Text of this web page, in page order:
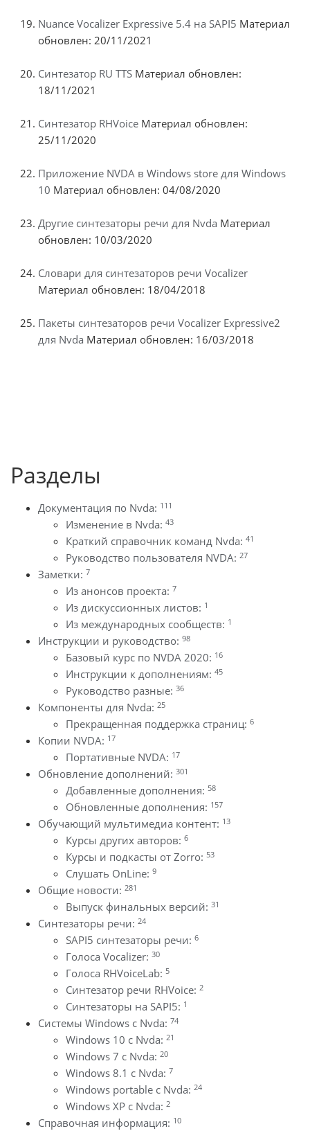
Nuance Vocalizer Expressive 5.4 на SAPI5 Материал
обновлен: 20/11/2021
Синтезатор RU TTS Материал обновлен:
18/11/2021
Синтезатор RHVoice Материал обновлен:
25/11/2020
Приложение NVDA в Windows store для Windows
10 Материал обновлен: 04/08/2020
Другие синтезаторы речи для Nvda Материал
обновлен: 10/03/2020
Словари для синтезаторов речи Vocalizer
Материал обновлен: 18/04/2018
Пакеты синтезаторов речи Vocalizer Expressive2
для Nvda Материал обновлен: 16/03/2018
Разделы
Документация по Nvda: 111
Изменение в Nvda: 43
Краткий справочник команд Nvda: 41
Руководство пользователя NVDA: 27
Заметки: 7
Из анонсов проекта: 7
Из дискуссионных листов: 1
Из международных сообществ: 1
Инструкции и руководство: 98
Базовый курс по NVDA 2020: 16
Инструкции к дополнениям: 45
Руководство разные: 36
Компоненты для Nvda: 25
Прекращенная поддержка страниц: 6
Копии NVDA: 17
Портативные NVDA: 17
Обновление дополнений: 301
Добавленные дополнения: 58
Обновленные дополнения: 157
Обучающий мультимедиа контент: 13
Курсы других авторов: 6
Курсы и подкасты от Zorro: 53
Слушать OnLine: 9
Общие новости: 281
Выпуск финальных версий: 31
Синтезаторы речи: 24
SAPI5 синтезаторы речи: 6
Голоса Vocalizer: 30
Голоса RHVoiceLab: 5
Синтезатор речи RHVoice: 2
Синтезаторы на SAPI5: 1
Системы Windows с Nvda: 74
Windows 10 с Nvda: 21
Windows 7 с Nvda: 20
Windows 8.1 с Nvda: 7
Windows portable с Nvda: 24
Windows XP с Nvda: 2
Справочная информация: 10